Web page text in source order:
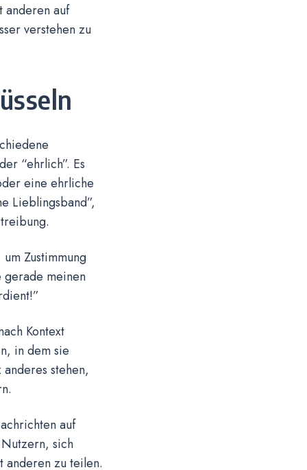
anderen auf
verstehen zu
“ehrlich”. Es
eine ehrliche
Lieblingsband”,
Zustimmung
gerade meinen
Kontext
in dem sie
stehen,
auf
sich
anderen zu teilen.